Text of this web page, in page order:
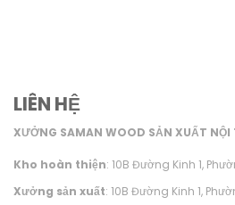
LIÊN HỆ
XƯỞNG SAMAN WOOD SẢN XUẤT NỘI
Kho hoàn thiện: 10B Đường Kinh 1,
Xưởng sản xuất: 10B Đường Kinh 1,